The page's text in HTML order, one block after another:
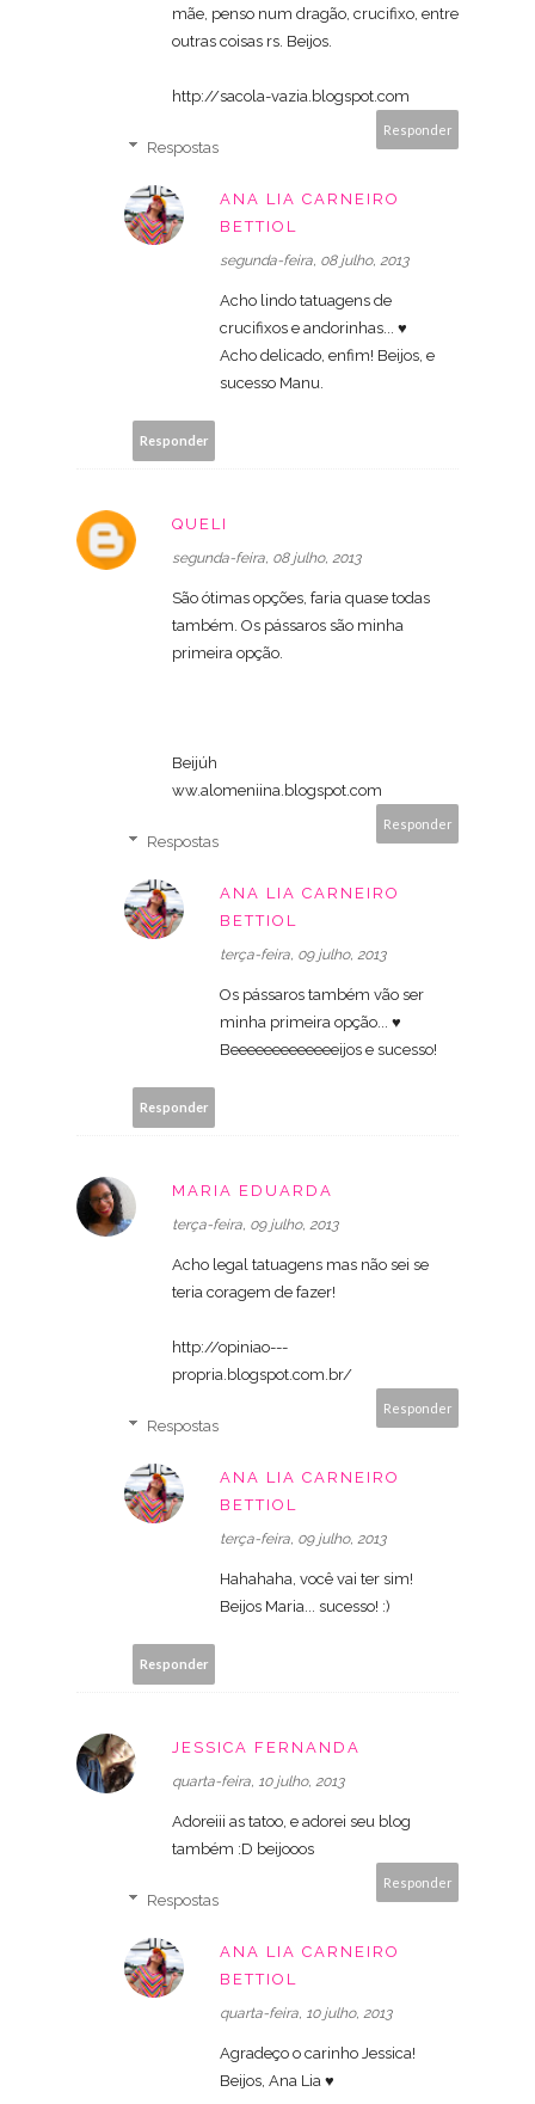
mãe, penso num dragão, crucifixo, entre
outras coisas rs. Beijos.
http://sacola-vazia.blogspot.com
Responder
Respostas
ANA LIA CARNEIRO
BETTIOL
segunda-feira, 08 julho, 2013
Acho lindo tatuagens de
crucifixos e andorinhas... ♥
Acho delicado, enfim! Beijos, e
sucesso Manu.
Responder
QUELI
segunda-feira, 08 julho, 2013
São ótimas opções, faria quase todas
também. Os pássaros são minha
primeira opção.
Beijúh
ww.alomeniina.blogspot.com
Responder
Respostas
ANA LIA CARNEIRO
BETTIOL
terça-feira, 09 julho, 2013
Os pássaros também vão ser
minha primeira opção... ♥
Beeeeeeeeeeeeeijos e sucesso!
Responder
MARIA EDUARDA
terça-feira, 09 julho, 2013
Acho legal tatuagens mas não sei se
teria coragem de fazer!
http://opiniao---
propria.blogspot.com.br/
Responder
Respostas
ANA LIA CARNEIRO
BETTIOL
terça-feira, 09 julho, 2013
Hahahaha, você vai ter sim!
Beijos Maria... sucesso! :)
Responder
JESSICA FERNANDA
quarta-feira, 10 julho, 2013
Adoreiii as tatoo, e adorei seu blog
também :D beijooos
Responder
Respostas
ANA LIA CARNEIRO
BETTIOL
quarta-feira, 10 julho, 2013
Agradeço o carinho Jessica!
Beijos, Ana Lia ♥